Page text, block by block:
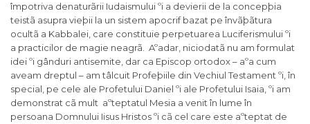
împotriva denaturãrii Iudaismului ºi a devierii de la concepþia
teistã asupra vieþii la un sistem apocrif bazat pe învãþãtura
ocultã a Kabbalei, care constituie perpetuarea Luciferismului ºi
a practicilor de magie neagrã. Aºadar, niciodatã nu am formulat
idei ºi gânduri antisemite, dar ca Episcop ortodox – aºa cum
aveam dreptul – am tâlcuit Profeþiile din Vechiul Testament ºi, în
special, pe cele ale Profetului Daniel ºi ale Profetului Isaia, ºi am
demonstrat cã mult aºteptatul Mesia a venit în lume în
persoana Domnului Iisus Hristos ºi cã cel care este aºteptat de